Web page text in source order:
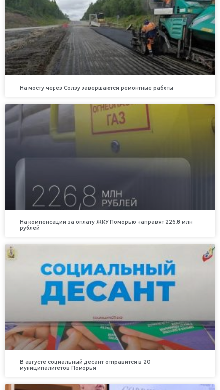
На мосту через Солзу завершаются ремонтные работы
На компенсации за оплату ЖКУ Поморью направят 226,8 млн
рублей
В августе социальный десант отправится в 20
муниципалитетов Поморья